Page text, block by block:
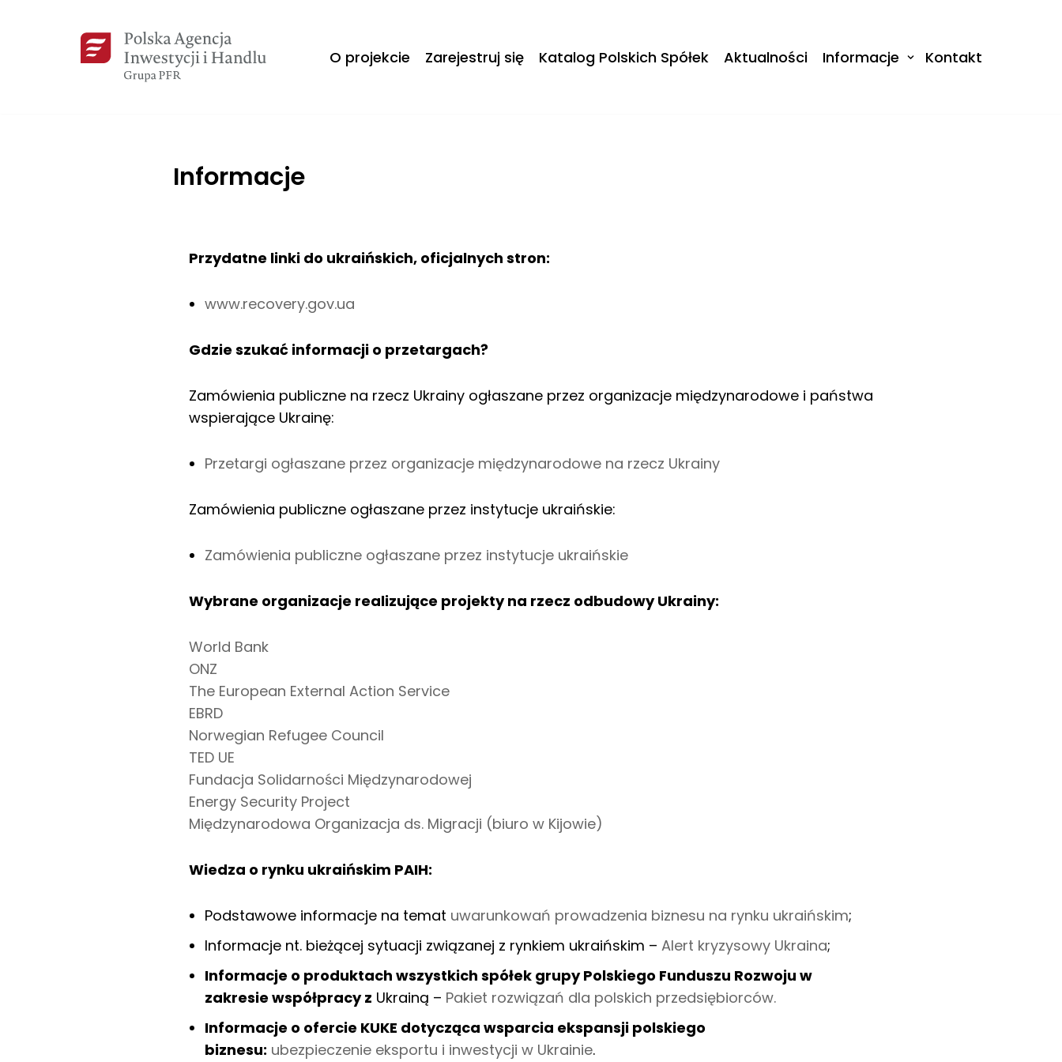
O projekcie Zarejestruj się Katalog Polskich Spółek Aktualności Informacje Kontakt
Informacje
Przydatne linki do ukraińskich, oficjalnych stron:
www.recovery.gov.ua
Gdzie szukać informacji o przetargach?
Zamówienia publiczne na rzecz Ukrainy ogłaszane przez organizacje międzynarodowe i państwa
wspierające Ukrainę:
Przetargi ogłaszane przez organizacje międzynarodowe na rzecz Ukrainy
Zamówienia publiczne ogłaszane przez instytucje ukraińskie:
Zamówienia publiczne ogłaszane przez instytucje ukraińskie
Wybrane organizacje realizujące projekty na rzecz odbudowy Ukrainy:
World Bank
ONZ
The European External Action Service
EBRD
Norwegian Refugee Council
TED UE
Fundacja Solidarności Międzynarodowej
Energy Security Project
Międzynarodowa Organizacja ds. Migracji (biuro w Kijowie)
Wiedza o rynku ukraińskim PAIH:
Podstawowe informacje na temat uwarunkowań prowadzenia biznesu na rynku ukraińskim;
Informacje nt. bieżącej sytuacji związanej z rynkiem ukraińskim – Alert kryzysowy Ukraina;
Informacje o produktach wszystkich spółek grupy Polskiego Funduszu Rozwoju w
zakresie współpracy z Ukrainą – Pakiet rozwiązań dla polskich przedsiębiorców.
Informacje o ofercie KUKE dotycząca wsparcia ekspansji polskiego
biznesu: ubezpieczenie eksportu i inwestycji w Ukrainie.